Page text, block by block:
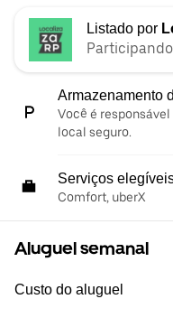
Listado por
Armazenamento
Você é
local seguro.
Serviços
Comfort, uberX
Aluguel semanal
Custo do aluguel